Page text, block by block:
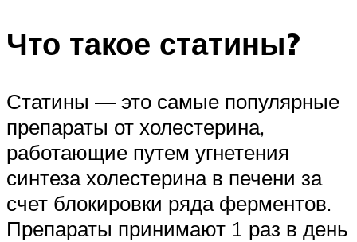
Что такое статины?
Статины — это самые популярные
препараты от холестерина,
работающие путем угнетения
синтеза холестерина в печени за
счет блокировки ряда ферментов.
Препараты принимают 1 раз в день